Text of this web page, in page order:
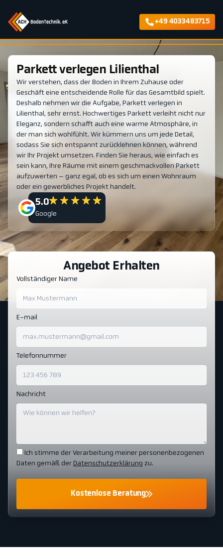
+49 4033483715
Parkett verlegen Lilienthal
Wir verstehen, dass der Boden in Ihrem Zuhause oder
Geschäft eine entscheidende Rolle für das Gesamtbild spielt.
Deshalb nehmen wir die Aufgabe, Parkett verlegen in
Lilienthal, sehr ernst. Hochwertiges Parkett verleiht nicht nur
Eleganz, sondern schafft auch eine warme Atmosphäre, in
der man sich wohlfühlt. Wir kümmern uns um jede Detail,
sodass Sie sich entspannt zurücklehnen können, während
wir Ihr Projekt umsetzen. Finden Sie heraus, wie einfach es
sein kann, Ihre Räume mit einem geschmackvollen Parkett
aufzuwerten – ganz egal, ob es sich um einen Wohnraum
oder ein gewerbliches Projekt handelt.
5.0
Google
Angebot Erhalten
Vollständiger Name
E-mail
Telefonnummer
Nachricht
Ich stimme der Verarbeitung meiner personenbezogenen
Daten gemäß der Datenschutzerklärung zu.
Kostenlose Beratung